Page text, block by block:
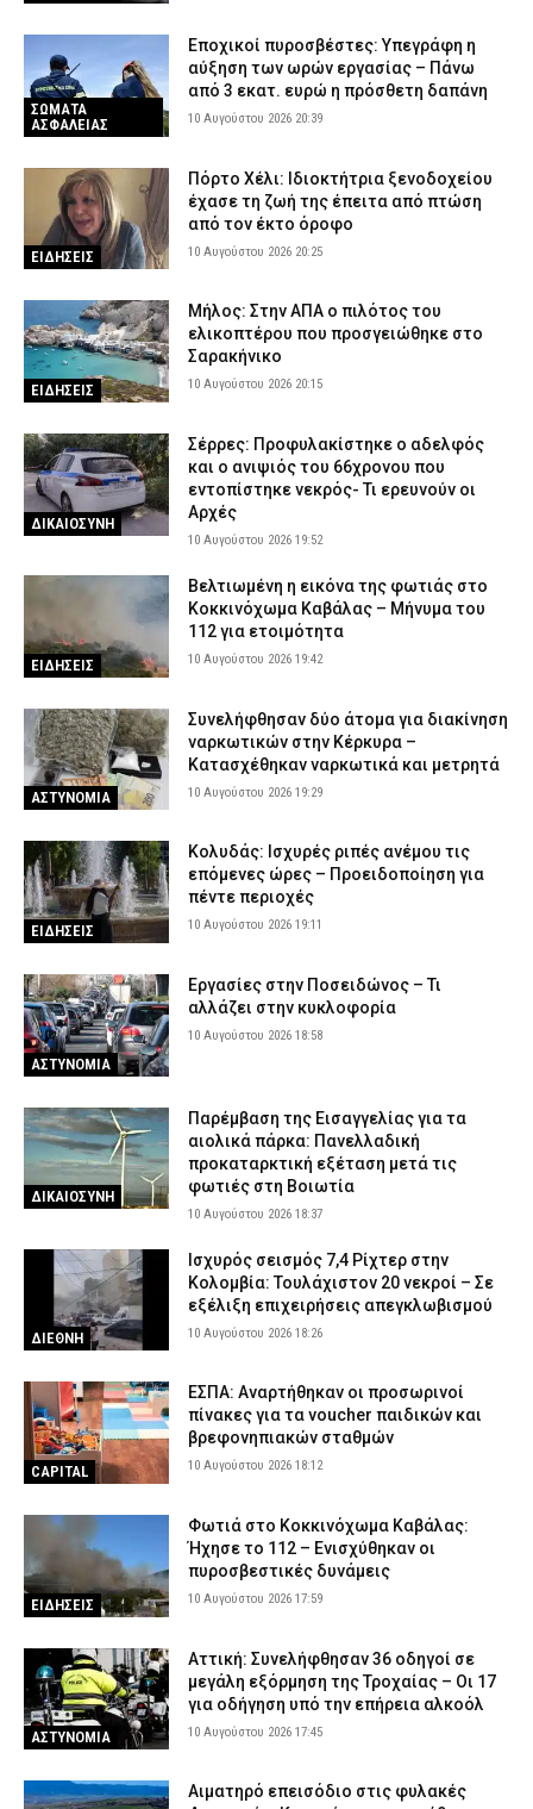
Μήλος: Δεν εμφανίστηκαν στην ΑΠΑ ο χειριστής και ο
ιδιοκτήτης του ελικοπτέρου για την προσγείωση στο
Σαρακήνικο – Πήραν προθεσμία για να απολογηθούν
ΔΙΚΑΙΟΣΥΝΗ 10 Αυγούστου 2026 13:57
ΣΩΜΑΤΑ
ΑΣΦΑΛΕΙΑΣ
Εποχικοί πυροσβέστες: Υπεγράφη η
αύξηση των ωρών εργασίας – Πάνω
από 3 εκατ. ευρώ η πρόσθετη δαπάνη
10 Αυγούστου 2026 20:39
ΕΙΔΗΣΕΙΣ
Πόρτο Χέλι: Ιδιοκτήτρια ξενοδοχείου
έχασε τη ζωή της έπειτα από πτώση
από τον έκτο όροφο
10 Αυγούστου 2026 20:25
ΕΙΔΗΣΕΙΣ
Μήλος: Στην ΑΠΑ ο πιλότος του
ελικοπτέρου που προσγειώθηκε στο
Σαρακήνικο
10 Αυγούστου 2026 20:15
ΔΙΚΑΙΟΣΥΝΗ
Σέρρες: Προφυλακίστηκε ο αδελφός
και ο ανιψιός του 66χρονου που
εντοπίστηκε νεκρός- Τι ερευνούν οι
Αρχές
10 Αυγούστου 2026 19:52
ΕΙΔΗΣΕΙΣ
Βελτιωμένη η εικόνα της φωτιάς στο
Κοκκινόχωμα Καβάλας – Μήνυμα του
112 για ετοιμότητα
10 Αυγούστου 2026 19:42
ΑΣΤΥΝΟΜΙΑ
Συνελήφθησαν δύο άτομα για διακίνηση
ναρκωτικών στην Κέρκυρα –
Κατασχέθηκαν ναρκωτικά και μετρητά
10 Αυγούστου 2026 19:29
ΕΙΔΗΣΕΙΣ
Κολυδάς: Ισχυρές ριπές ανέμου τις
επόμενες ώρες – Προειδοποίηση για
πέντε περιοχές
10 Αυγούστου 2026 19:11
ΑΣΤΥΝΟΜΙΑ
Εργασίες στην Ποσειδώνος – Τι
αλλάζει στην κυκλοφορία
10 Αυγούστου 2026 18:58
ΔΙΚΑΙΟΣΥΝΗ
Παρέμβαση της Εισαγγελίας για τα
αιολικά πάρκα: Πανελλαδική
προκαταρκτική εξέταση μετά τις
φωτιές στη Βοιωτία
10 Αυγούστου 2026 18:37
ΔΙΕΘΝΗ
Ισχυρός σεισμός 7,4 Ρίχτερ στην
Κολομβία: Τουλάχιστον 20 νεκροί – Σε
εξέλιξη επιχειρήσεις απεγκλωβισμού
10 Αυγούστου 2026 18:26
CAPITAL
ΕΣΠΑ: Αναρτήθηκαν οι προσωρινοί
πίνακες για τα voucher παιδικών και
βρεφονηπιακών σταθμών
10 Αυγούστου 2026 18:12
ΕΙΔΗΣΕΙΣ
Φωτιά στο Κοκκινόχωμα Καβάλας:
Ήχησε το 112 – Ενισχύθηκαν οι
πυροσβεστικές δυνάμεις
10 Αυγούστου 2026 17:59
ΑΣΤΥΝΟΜΙΑ
Αττική: Συνελήφθησαν 36 οδηγοί σε
μεγάλη εξόρμηση της Τροχαίας – Οι 17
για οδήγηση υπό την επήρεια αλκοόλ
10 Αυγούστου 2026 17:45
Αιματηρό επεισόδιο στις φυλακές